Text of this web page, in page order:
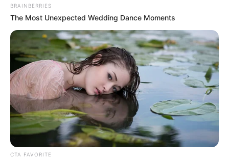
BRAINBERRIES
The Most Unexpected Wedding Dance Moments
CTA FAVORITE